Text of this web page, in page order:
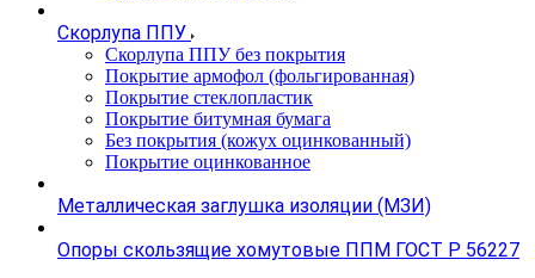
Скорлупа ППУ
Скорлупа ППУ без покрытия
Покрытие армофол (фольгированная)
Покрытие стеклопластик
Покрытие битумная бумага
Без покрытия (кожух оцинкованный)
Покрытие оцинкованное
Металлическая заглушка изоляции (МЗИ)
Опоры скользящие хомутовые ППМ ГОСТ Р 56227